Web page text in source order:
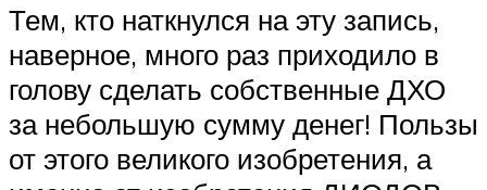
Тем, кто наткнулся на эту запись,
наверное, много раз приходило в
голову сделать собственные ДХО
за небольшую сумму денег! Пользы
от этого великого изобретения, а